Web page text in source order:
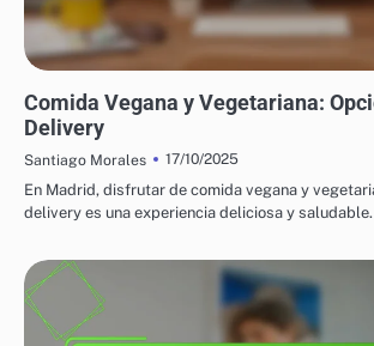
Comida Vegana y Vegetariana:
Delivery
Santiago Morales
17/10/2025
En Madrid, disfrutar de comida vegana y
delivery es una experiencia deliciosa y